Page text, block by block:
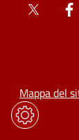
Twitter
Mappa del